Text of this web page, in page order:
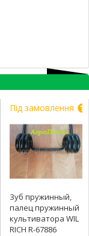
Під замовлення
Зуб пружинный,
палец пружинный
культиватора WIL
RICH R-67886